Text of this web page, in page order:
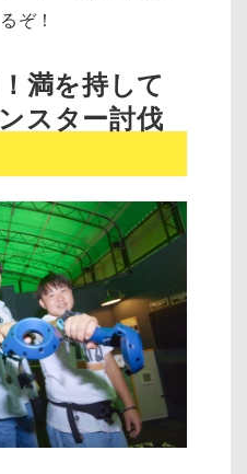
ぞ！
満を持して
スター討伐